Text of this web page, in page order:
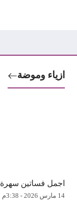
ازياء وموضة
اجمل فساتين سهرة 2026 موديلات فساتين سهرة موضة 2026
14 مارس 2026 - 3:38م